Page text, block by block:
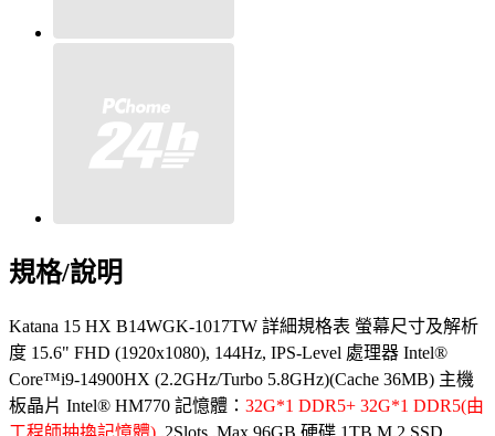
規格/說明
Katana 15 HX B14WGK-1017TW 詳細規格表 螢幕尺寸及解析
度 15.6" FHD (1920x1080), 144Hz, IPS-Level 處理器 Intel®
Core™i9-14900HX (2.2GHz/Turbo 5.8GHz)(Cache 36MB) 主機
板晶片 Intel® HM770 記憶體： 32G*1 DDR5+ 32G*1 DDR5(由
工程師抽換記憶體) ,2Slots ,Max 96GB 硬碟 1TB M.2 SSD